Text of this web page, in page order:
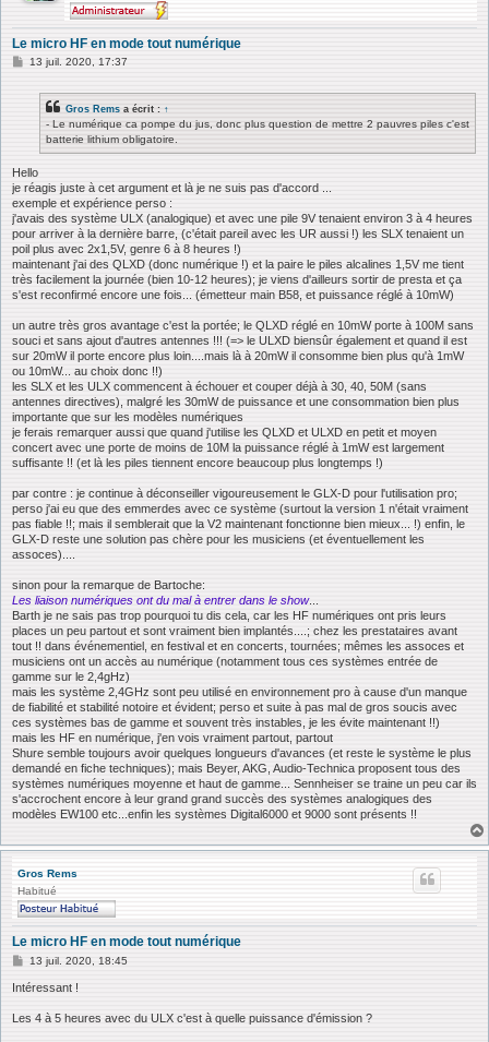
Le micro HF en mode tout numérique
M13 juil. 2020, 17:37
Gros Rems a écrit : ↑
- Le numérique ca pompe du jus, donc plus question de mettre 2 pauvres piles c'est
batterie lithium obligatoire.
Hello
je réagis juste à cet argument et là je ne suis pas d'accord ...
exemple et expérience perso :
j'avais des système ULX (analogique) et avec une pile 9V tenaient environ 3 à 4 heures
pour arriver à la dernière barre, (c'était pareil avec les UR aussi !) les SLX tenaient un
poil plus avec 2x1,5V, genre 6 à 8 heures !)
maintenant j'ai des QLXD (donc numérique !) et la paire le piles alcalines 1,5V me tient
très facilement la journée (bien 10-12 heures); je viens d'ailleurs sortir de presta et ça
s'est reconfirmé encore une fois... (émetteur main B58, et puissance réglé à 10mW)
un autre très gros avantage c'est la portée; le QLXD réglé en 10mW porte à 100M sans
souci et sans ajout d'autres antennes !!! (=> le ULXD biensûr également et quand il est
sur 20mW il porte encore plus loin....mais là à 20mW il consomme bien plus qu'à 1mW
ou 10mW... au choix donc !!)
les SLX et les ULX commencent à échouer et couper déjà à 30, 40, 50M (sans
antennes directives), malgré les 30mW de puissance et une consommation bien plus
importante que sur les modèles numériques
je ferais remarquer aussi que quand j'utilise les QLXD et ULXD en petit et moyen
concert avec une porte de moins de 10M la puissance réglé à 1mW est largement
suffisante !! (et là les piles tiennent encore beaucoup plus longtemps !)
par contre : je continue à déconseiller vigoureusement le GLX-D pour l'utilisation pro;
perso j'ai eu que des emmerdes avec ce système (surtout la version 1 n'était vraiment
pas fiable !!; mais il semblerait que la V2 maintenant fonctionne bien mieux... !) enfin, le
GLX-D reste une solution pas chère pour les musiciens (et éventuellement les
assoces)....
sinon pour la remarque de Bartoche:
Les liaison numériques ont du mal à entrer dans le show...
Barth je ne sais pas trop pourquoi tu dis cela, car les HF numériques ont pris leurs
places un peu partout et sont vraiment bien implantés....; chez les prestataires avant
tout !! dans événementiel, en festival et en concerts, tournées; mêmes les assoces et
musiciens ont un accès au numérique (notamment tous ces systèmes entrée de
gamme sur le 2,4gHz)
mais les système 2,4GHz sont peu utilisé en environnement pro à cause d'un manque
de fiabilité et stabilité notoire et évident; perso et suite à pas mal de gros soucis avec
ces systèmes bas de gamme et souvent très instables, je les évite maintenant !!)
mais les HF en numérique, j'en vois vraiment partout, partout
Shure semble toujours avoir quelques longueurs d'avances (et reste le système le plus
demandé en fiche techniques); mais Beyer, AKG, Audio-Technica proposent tous des
systèmes numériques moyenne et haut de gamme... Sennheiser se traine un peu car ils
s'accrochent encore à leur grand grand succès des systèmes analogiques des
modèles EW100 etc...enfin les systèmes Digital6000 et 9000 sont présents !!
Gros Rems
Habitué
Le micro HF en mode tout numérique
M
s
g
13 juil. 2020, 18:45
Intéressant !
Les 4 à 5 heures avec du ULX c'est à quelle puissance d'émission ?